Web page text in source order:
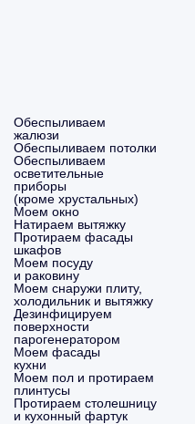
Обеспыливаем
жалюзи
Обеспыливаем потолки
Обеспыливаем
осветительные
приборы
(кроме хрустальных)
Моем окно
Натираем вытяжку
Протираем фасады
шкафов
Моем посуду
и раковину
Моем снаружи плиту,
холодильник и вытяжку
Дезинфицируем
поверхности
парогенератором
Моем фасады
кухни
Моем пол и протираем
плинтусы
Протираем столешницу
и кухонный фартук